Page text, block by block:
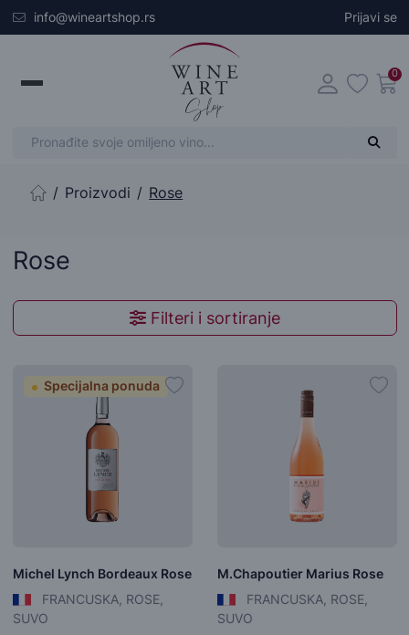
Skip to main content
info@wineartshop.rs Prijavi se
0
Početna stranica
Proizvodi Rose
Rose
Filteri i sortiranje
Specijalna ponuda
Michel Lynch Bordeaux Rose
FRANCUSKA, ROSE,
SUVO
M.Chapoutier Marius Rose
FRANCUSKA, ROSE,
SUVO